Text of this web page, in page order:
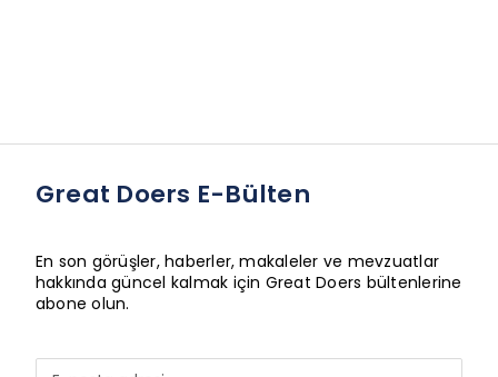
Great Doers E-Bülten
En son görüşler, haberler, makaleler ve mevzuatlar
hakkında güncel kalmak için Great Doers bültenlerine
abone olun.